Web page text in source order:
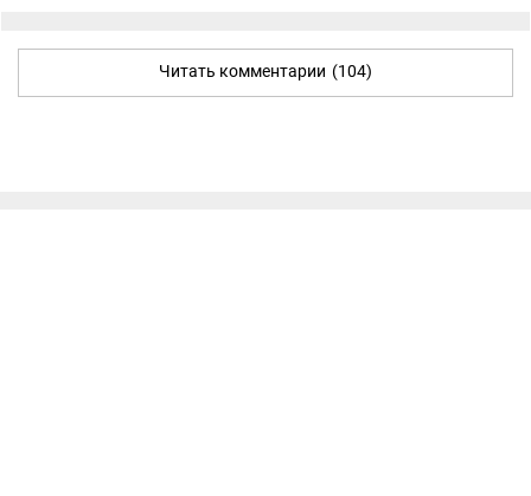
Читать комментарии (104)